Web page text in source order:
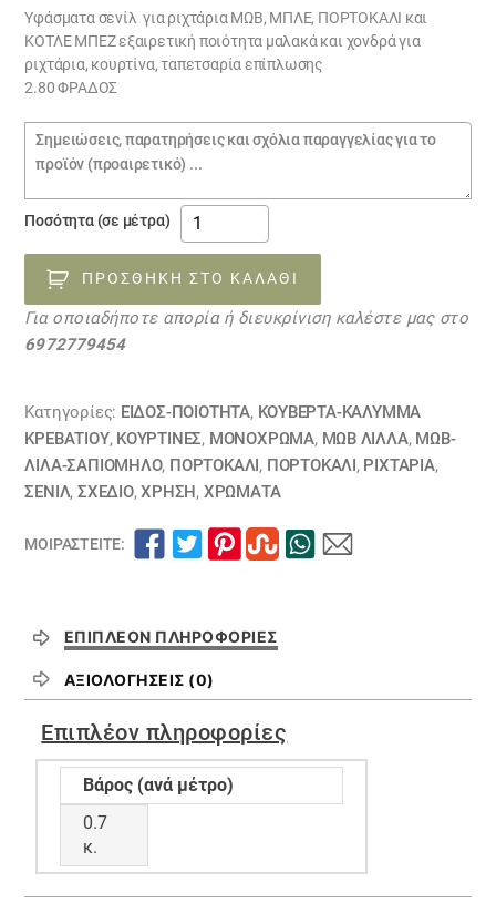
Υφάσματα σενίλ για ριχτάρια ΜΩΒ, ΜΠΛΕ, ΠΟΡΤΟΚΑΛΙ και
ΚΟΤΛΕ ΜΠΕΖ εξαιρετική ποιότητα μαλακά και χονδρά για
ριχτάρια, κουρτίνα, ταπετσαρία επίπλωσης
2.80 ΦΡΑΔΟΣ
Σημειώσεις
παραγγελίας
Ποσότητα (σε μέτρα)
Υφάσματα
σενίλ
για
ριχτάρια
151818
ΠΡΟΣΘΉΚΗ ΣΤΟ ΚΑΛΆΘΙ
Για οποιαδήποτε απορία ή διευκρίνιση καλέστε μας στο
6972779454
Κατηγορίες: ΕΙΔΟΣ-ΠΟΙΟΤΗΤΑ, ΚΟΥΒΈΡΤΑ-ΚΆΛΥΜΜΑ
ΚΡΕΒΑΤΙΟΎ, ΚΟΥΡΤΊΝΕΣ, ΜΟΝΌΧΡΩΜΑ, ΜΩΒ ΛΙΛΛΆ, ΜΩΒ-
ΛΙΛΆ-ΣΑΠΙΟΜΗΛΟ, ΠΟΡΤΟΚΑΛΙ , ΠΟΡΤΟΚΑΛΙ , ΡΙΧΤΆΡΙΑ,
ΣΕΝΊΛ, ΣΧΕΔΙΟ,ΧΡΗΣΗ , ΧΡΏΜΑΤΑ
ΜΟΙΡΑΣΤΕΊΤΕ:
ΕΠΙΠΛΈΟΝ ΠΛΗΡΟΦΟΡΊΕΣ
ΑΞΙΟΛΟΓΉΣΕΙΣ (0)
Επιπλέον πληροφορίες
Βάρος (ανά μέτρο)
0.7
κ.